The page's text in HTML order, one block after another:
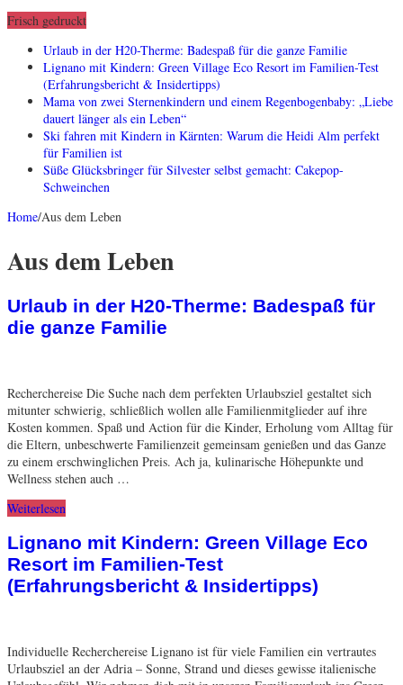
Frisch gedruckt
Urlaub in der H20-Therme: Badespaß für die ganze Familie
Lignano mit Kindern: Green Village Eco Resort im Familien-Test
(Erfahrungsbericht & Insidertipps)
Mama von zwei Sternenkindern und einem Regenbogenbaby: „Liebe
dauert länger als ein Leben“
Ski fahren mit Kindern in Kärnten: Warum die Heidi Alm perfekt
für Familien ist
Süße Glücksbringer für Silvester selbst gemacht: Cakepop-
Schweinchen
Home/Aus dem Leben
Aus dem Leben
Urlaub in der H20-Therme: Badespaß für
die ganze Familie
Recherchereise Die Suche nach dem perfekten Urlaubsziel gestaltet sich
mitunter schwierig, schließlich wollen alle Familienmitglieder auf ihre
Kosten kommen. Spaß und Action für die Kinder, Erholung vom Alltag für
die Eltern, unbeschwerte Familienzeit gemeinsam genießen und das Ganze
zu einem erschwinglichen Preis. Ach ja, kulinarische Höhepunkte und
Wellness stehen auch …
Weiterlesen
Lignano mit Kindern: Green Village Eco
Resort im Familien-Test
(Erfahrungsbericht & Insidertipps)
Individuelle Recherchereise Lignano ist für viele Familien ein vertrautes
Urlaubsziel an der Adria – Sonne, Strand und dieses gewisse italienische